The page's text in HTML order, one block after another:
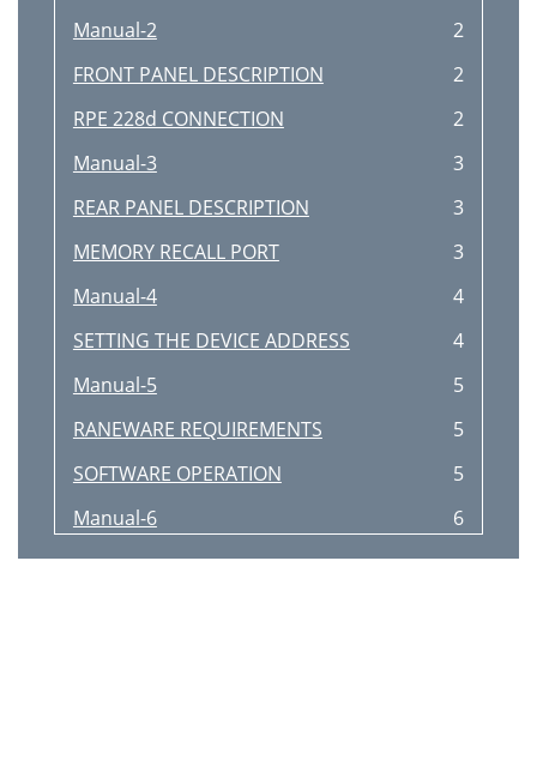
Manual-2
2
FRONT PANEL DESCRIPTION
2
RPE 228d CONNECTION
2
Manual-3
3
REAR PANEL DESCRIPTION
3
MEMORY RECALL PORT
3
Manual-4
4
SETTING THE DEVICE ADDRESS
4
Manual-5
5
RANEWARE REQUIREMENTS
5
SOFTWARE OPERATION
5
Manual-6
6
Manual-7
7